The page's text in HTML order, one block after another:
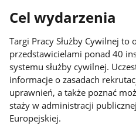
Cel wydarzenia
Targi Pracy Służby Cywilnej to
przedstawicielami ponad 40
systemu służby cywilnej.
informacje o zasadach
uprawnień, a także poznać
staży w administracji
Europejskiej.